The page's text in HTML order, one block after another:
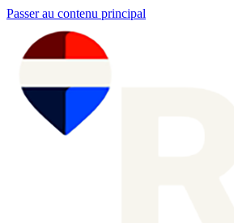
Passer au contenu principal